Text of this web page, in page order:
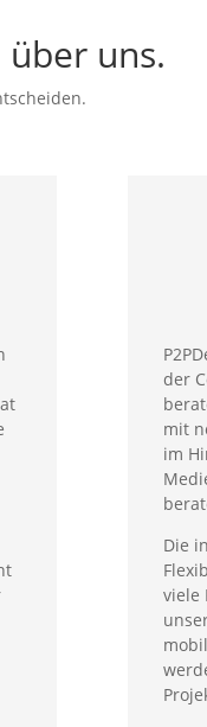
über uns.
der
mit
im
Die
viele